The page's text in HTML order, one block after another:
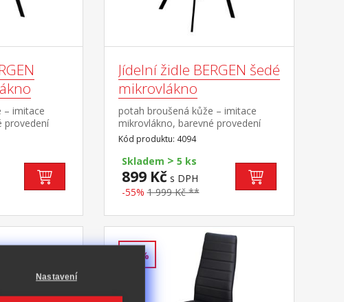
– imitace
provedení
barevné
sedu 51 cm
Jídelní židle BERGEN šedé
mikrovlákno
potah broušená kůže – imitace
mikrovlákno, barevné provedení
antracitová kovová konstrukce,
barevné provedení černá výška sedu
51 cm
Kód produktu: 4094
Skladem > 5 ks
899 Kč s DPH
-55% 1 999 Kč **
-35%
Nastavení